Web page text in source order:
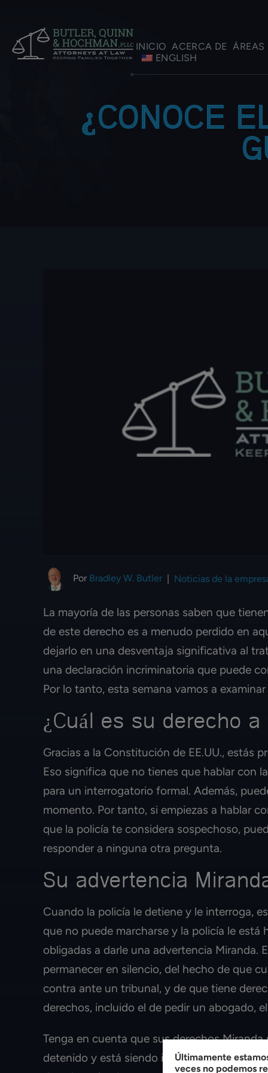
INICIO ACERCA DE ÁREAS
ENGLISH
¿CONOCE
Por Bradley W. Butler Noticias de la
La mayoría de las personas saben que
de este derecho es a menudo perdido en
dejarlo en una desventaja significativa al
una declaración incriminatoria que puede
Por lo tanto, esta semana vamos a
¿Cuál es su derecho
Gracias a la Constitución de EE.UU., estás
Eso significa que no tienes que hablar con
para un interrogatorio formal. Además,
momento. Por tanto, si empiezas a hablar
que la policía te considera sospechoso,
responder a ninguna otra pregunta.
Su advertencia
Cuando la policía le detiene y le interroga,
que no puede marcharse y la policía le
obligadas a darle una advertencia Miranda.
permanecer en silencio, del hecho de que
contra ante un tribunal, y de que tiene
derechos, incluido el de pedir un abogado,
Tenga en cuenta que sus derechos
detenido y está siendo interrogado.
Últimamente
veces no podemos